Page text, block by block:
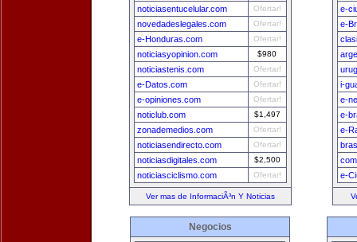
noticiasentucelular.com Ofertar!
novedadeslegales.com Ofertar!
e-Honduras.com Ofertar!
noticiasyopinion.com $980
noticiastenis.com Ofertar!
e-Datos.com Ofertar!
e-opiniones.com Ofertar!
noticlub.com $1,497
zonademedios.com Ofertar!
noticiasendirecto.com Ofertar!
noticiasdigitales.com $2,500
noticiasciclismo.com Ofertar!
Ver mas de InformaciÃ³n Y Noticias
e-
e-
i-
e-
e-
e-
e-
Negocios